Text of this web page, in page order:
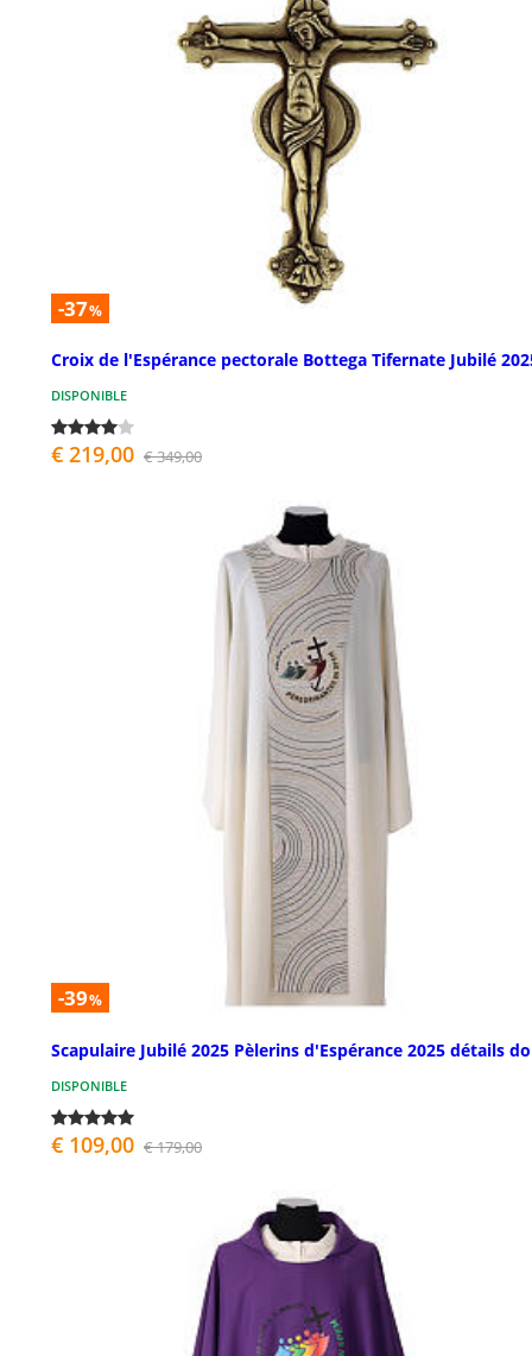
-37%
Croix de l'Espérance pectorale Bottega Tifernate Jubilé
DISPONIBLE
€ 219,00 € 349,00
-39%
Scapulaire Jubilé 2025 Pèlerins d'Espérance 2025 détails
DISPONIBLE
€ 109,00 € 179,00